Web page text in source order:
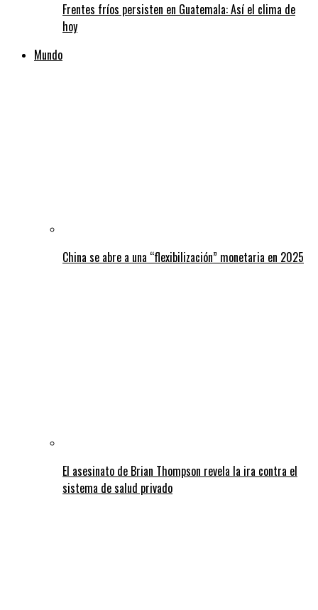
Frentes fríos persisten en Guatemala: Así el clima de
hoy
Mundo
China se abre a una “flexibilización” monetaria en 2025
El asesinato de Brian Thompson revela la ira contra el
sistema de salud privado